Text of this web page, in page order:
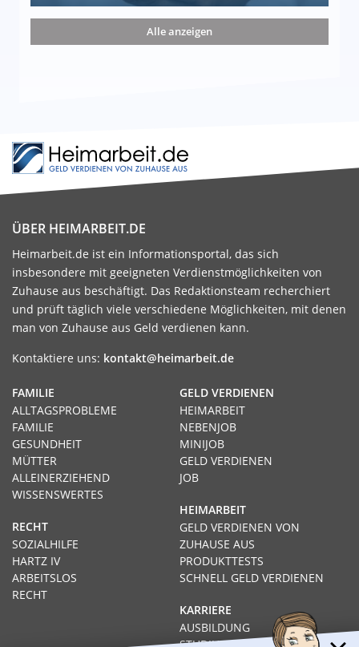
die 15 besten Möglichkeiten
Alle anzeigen
ÜBER HEIMARBEIT.DE
Heimarbeit.de ist ein Informationsportal, das sich
insbesondere mit geeigneten Verdienstmöglichkeiten von
Zuhause aus beschäftigt. Das Redaktionsteam recherchiert
und prüft täglich viele verschiedene Möglichkeiten, mit denen
man von Zuhause aus Geld verdienen kann.
Kontaktiere uns: kontakt@heimarbeit.de
GELD VERDIENEN
HEIMARBEIT
NEBENJOB
MINIJOB
GELD VERDIENEN
JOB
HEIMARBEIT
GELD VERDIENEN VON
ZUHAUSE AUS
PRODUKTTESTS
SCHNELL GELD VERDIENEN
KARRIERE
AUSBILDUNG
STUDIUM
FAMILIE
ALLTAGSPROBLEME
FAMILIE
GESUNDHEIT
MÜTTER
ALLEINERZIEHEND
WISSENSWERTES
RECHT
SOZIALHILFE
HARTZ IV
ARBEITSLOS
RECHT